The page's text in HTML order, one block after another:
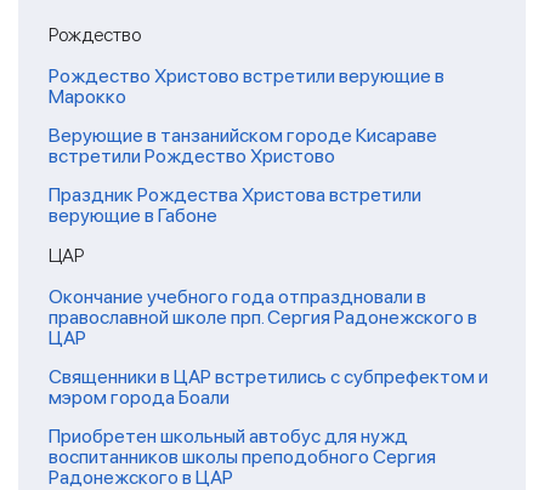
Рождество
Рождество Христово встретили верующие в
Марокко
Верующие в танзанийском городе Кисараве
встретили Рождество Христово
Праздник Рождества Христова встретили
верующие в Габоне
ЦАР
Окончание учебного года отпраздновали в
православной школе прп. Сергия Радонежского в
ЦАР
Священники в ЦАР встретились с субпрефектом и
мэром города Боали
Приобретен школьный автобус для нужд
воспитанников школы преподобного Сергия
Радонежского в ЦАР